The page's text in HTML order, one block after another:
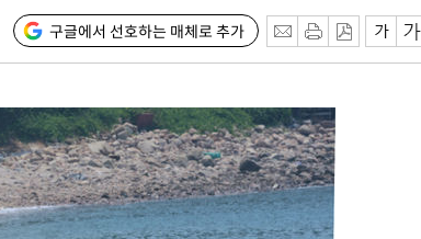
구글에서 선호하는 매체로 추가